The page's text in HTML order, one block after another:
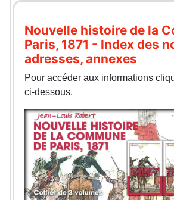
Nouvelle histoire de la
Paris, 1871 - Index des
adresses, annexes
Pour accéder aux informations
ci-dessous.